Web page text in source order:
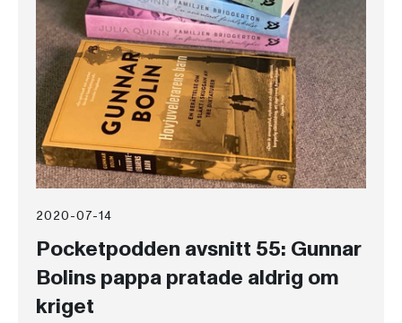
2020-07-14
Pocketpodden avsnitt 55: Gunnar
Bolins pappa pratade aldrig om
kriget